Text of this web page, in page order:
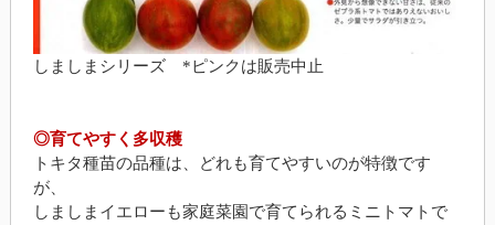
しましまシリーズ *ピンクは販売中止
◎育てやすく多収穫
トキタ種苗の品種は、どれも育てやすいのが特徴です
が、
しましまイエローも家庭菜園で育てられるミニトマトで